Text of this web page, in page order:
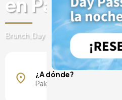
Brunch, Day Pass, Spa, Escapadas
¿A dónde?